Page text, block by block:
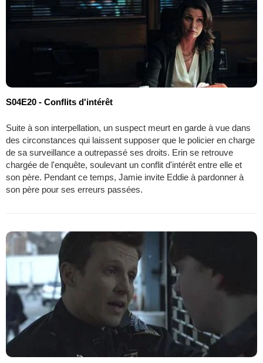
S04E20 - Conflits d'intérêt
Suite à son interpellation, un suspect meurt en garde à vue dans
des circonstances qui laissent supposer que le policier en charge
de sa surveillance a outrepassé ses droits. Erin se retrouve
chargée de l'enquête, soulevant un conflit d'intérêt entre elle et
son père. Pendant ce temps, Jamie invite Eddie à pardonner à
son père pour ses erreurs passées.